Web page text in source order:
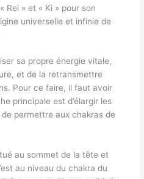
Rei » et « Ki » pour son
universelle et infinie de
sa propre énergie vitale,
et de la retransmettre
Pour ce faire, il faut avoir
principale est d’élargir les
permettre aux chakras de
au sommet de la tête et
au niveau du chakra du